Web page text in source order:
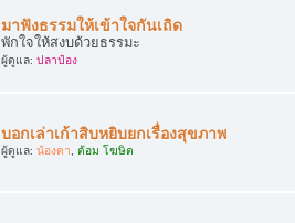
มาฟังธรรมให้เข้าใจกันเถิด
พักใจให้สงบด้วยธรรมะ
ผู้ดูแล: ปลาป๋อง
บอกเล่าเก้าสิบหยิบยกเรื่องสุขภาพ
ผู้ดูแล: น้องดา, ต้อม โฆษิต